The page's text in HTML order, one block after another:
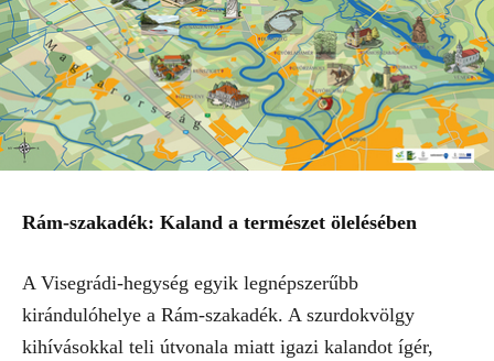
Rám-szakadék: Kaland a természet ölelésében
A Visegrádi-hegység egyik legnépszerűbb
kirándulóhelye a Rám-szakadék. A szurdokvölgy
kihívásokkal teli útvonala miatt igazi kalandot ígér,